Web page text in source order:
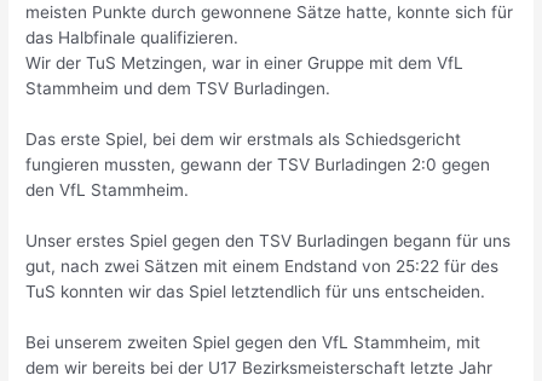
meisten Punkte durch gewonnene Sätze hatte, konnte sich für
das Halbfinale qualifizieren.
Wir der TuS Metzingen, war in einer Gruppe mit dem VfL
Stammheim und dem TSV Burladingen.
Das erste Spiel, bei dem wir erstmals als Schiedsgericht
fungieren mussten, gewann der TSV Burladingen 2:0 gegen
den VfL Stammheim.
Unser erstes Spiel gegen den TSV Burladingen begann für uns
gut, nach zwei Sätzen mit einem Endstand von 25:22 für des
TuS konnten wir das Spiel letztendlich für uns entscheiden.
Bei unserem zweiten Spiel gegen den VfL Stammheim, mit
dem wir bereits bei der U17 Bezirksmeisterschaft letzte Jahr